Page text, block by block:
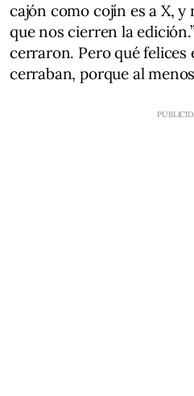
cajón como cojín es a X,
que nos cierren la
cerraron. Pero qué felices
cerraban, porque al